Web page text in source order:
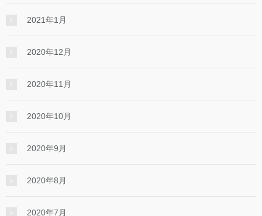
2021年1月
2020年12月
2020年11月
2020年10月
2020年9月
2020年8月
2020年7月